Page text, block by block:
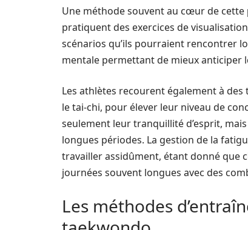
Une méthode souvent au cœur de
pratiquent des exercices de
scénarios qu’ils pourraient rencontrer
mentale permettant de mieux anticiper
Les athlètes recourent également à
le tai-chi, pour élever leur niveau de
seulement leur tranquillité d’esprit,
longues périodes. La gestion de la
travailler assidûment, étant donné que
journées souvent longues avec des
Les méthodes